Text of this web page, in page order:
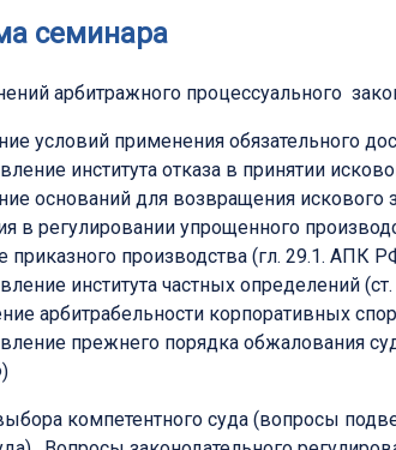
семинара
арбитражного процессуального
условий применения обязательного
института отказа в принятии
оснований для возвращения искового
в регулировании упрощенного
приказного производства (гл. 29.1. АПК
института частных определений
арбитрабельности корпоративных
прежнего порядка обжалования
компетентного суда (вопросы